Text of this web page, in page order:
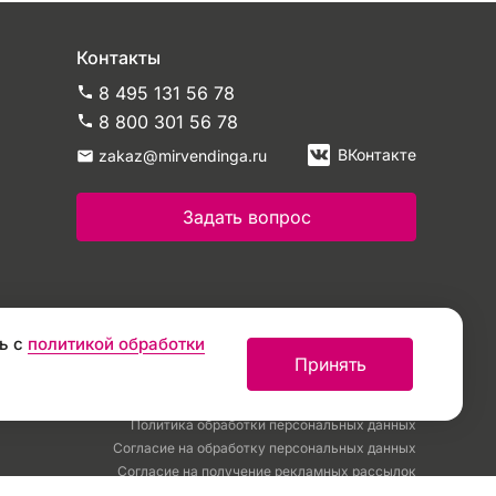
с политикой обработки
Принять
Контакты
Задать вопрос
8 495 131 56 78
8 800 301 56 78
zakaz@mirvendinga.ru ВКонтакте
Политика обработки персональных данных
Согласие на обработку персональных данных
Согласие на получение рекламных рассылок